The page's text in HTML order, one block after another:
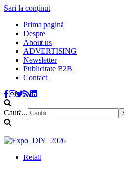
Sari la conținut
Prima pagină
Despre
About us
ADVERTISING
Newsletter
Publicitate B2B
Contact
Caută...
Retail